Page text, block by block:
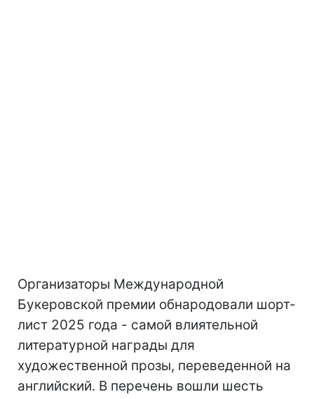
Организаторы Международной
Букеровской премии обнародовали шорт-
лист 2025 года - самой влиятельной
литературной награды для
художественной прозы, переведенной на
английский. В перечень вошли шесть